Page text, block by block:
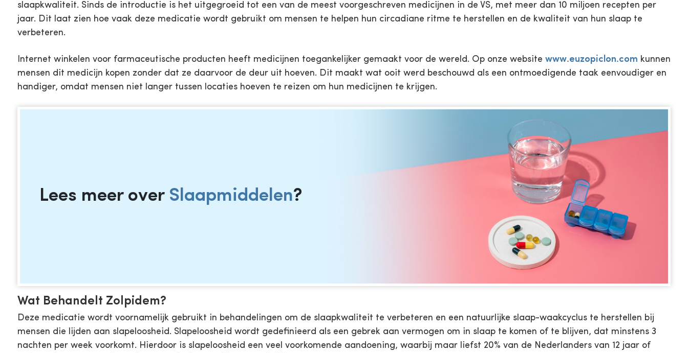
slaapkwaliteit. Sinds de introductie is het uitgegroeid tot een van de meest voorgeschreven medicijnen in de VS, met meer dan 10 miljoen recepten per
jaar. Dit laat zien hoe vaak deze medicatie wordt gebruikt om mensen te helpen hun circadiane ritme te herstellen en de kwaliteit van hun slaap te
verbeteren.
Internet winkelen voor farmaceutische producten heeft medicijnen toegankelijker gemaakt voor de wereld. Op onze website www.euzopiclon.com kunnen
mensen dit medicijn kopen zonder dat ze daarvoor de deur uit hoeven. Dit maakt wat ooit werd beschouwd als een ontmoedigende taak eenvoudiger en
handiger, omdat mensen niet langer tussen locaties hoeven te reizen om hun medicijnen te krijgen.
Lees meer over Slaapmiddelen?
Wat Behandelt Zolpidem?
Deze medicatie wordt voornamelijk gebruikt in behandelingen om de slaapkwaliteit te verbeteren en een natuurlijke slaap-waakcyclus te herstellen bij
mensen die lijden aan slapeloosheid. Slapeloosheid wordt gedefinieerd als een gebrek aan vermogen om in slaap te komen of te blijven, dat minstens 3
nachten per week voorkomt. Hierdoor is slapeloosheid een veel voorkomende aandoening, waarbij maar liefst 20% van de Nederlanders van 12 jaar of